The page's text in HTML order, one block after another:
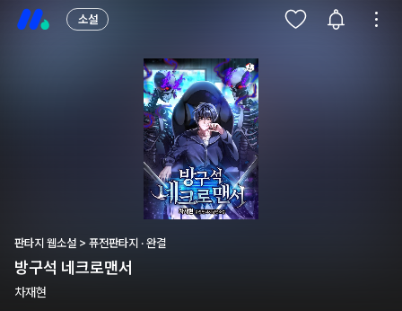
소설
판타지 웹소설 > 퓨전판타지 · 완결
방구석 네크로맨서
차재현